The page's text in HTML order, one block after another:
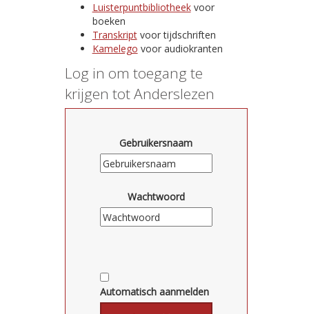
Luisterpuntbibliotheekvoor
boeken
Transkriptvoor tijdschriften
Kamelego voor audiokranten
Log in om toegang te
krijgen tot Anderslezen
Gebruikersnaam
Wachtwoord
Automatisch aanmelden